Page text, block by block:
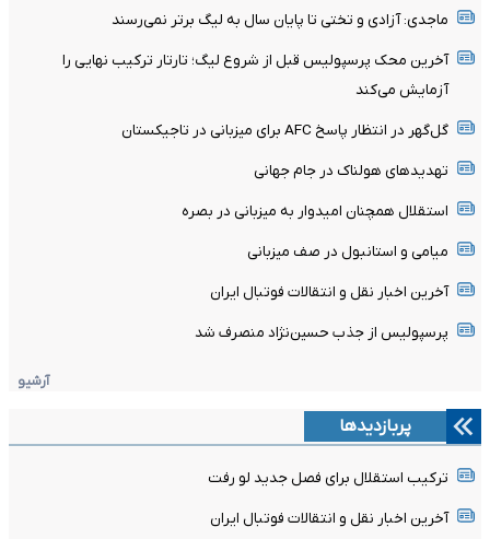
ماجدی: آزادی و تختی تا پایان سال به لیگ برتر نمی‌رسند
آخرین محک پرسپولیس قبل از شروع لیگ؛ تارتار ترکیب نهایی را
آزمایش می‌کند
گل‌گهر در انتظار پاسخ AFC برای میزبانی در تاجیکستان
تهدیدهای هولناک در جام جهانی
استقلال همچنان امیدوار به میزبانی در بصره
میامی و استانبول در صف میزبانی
آخرین اخبار نقل و انتقالات فوتبال ایران
پرسپولیس از جذب حسین‌نژاد منصرف شد
آرشیو
پربازدیدها
ترکیب استقلال برای فصل جدید لو رفت
آخرین اخبار نقل و انتقالات فوتبال ایران